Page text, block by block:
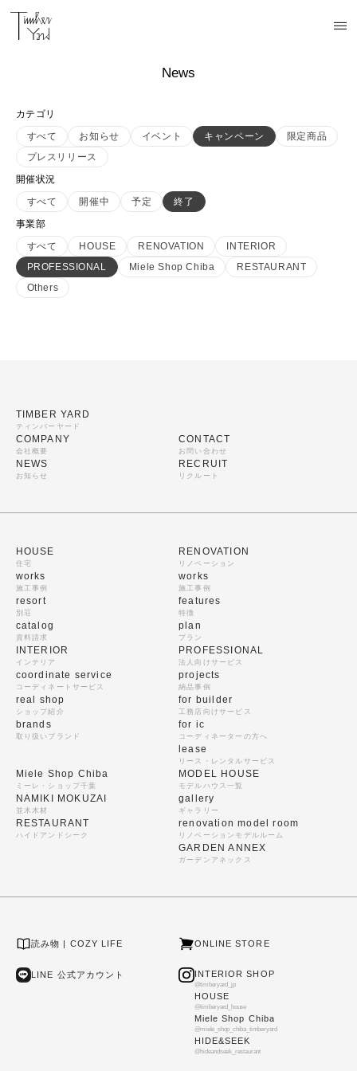
News
カテゴリ
すべて
お知らせ イベント キャンペーン
限定商品
プレスリリース
開催状況
すべて
開催中 予定
終了
事業部
すべて
HOUSE RENOVATION
INTERIOR
PROFESSIONAL
Miele Shop Chiba
RESTAURANT
Others
TIMBER YARD
ティンバーヤード
COMPANY
会社概要
NEWS
お知らせ
CONTACT
お問い合わせ
RECRUIT
リクルート
HOUSE
住宅
works
施工事例
resort
別荘
catalog
資料請求
RENOVATION
リノベーション
works
施工事例
features
特徴
plan
プラン
INTERIOR
インテリア
coordinate service
コーディネートサービス
real shop
ショップ紹介
brands
取り扱いブランド
PROFESSIONAL
法人向けサービス
projects
納品事例
for builder
工務店向けサービス
for ic
コーディネーターの方へ
lease
リース・レンタルサービス
Miele Shop Chiba
ミーレ・ショップ千葉
NAMIKI MOKUZAI
並木木材
RESTAURANT
ハイドアンドシーク
MODEL HOUSE
モデルハウス一覧
gallery
ギャラリー
renovation model room
リノベーションモデルルーム
GARDEN ANNEX
ガーデンアネックス
読み物 | COZY LIFE ONLINE STORE
LINE 公式アカウント INTERIOR SHOP
@timberyard_jp
HOUSE
@timberyard_house
Miele Shop Chiba
@miele_shop_chiba_timberyard
HIDE&SEEK
@hideandseek_restaurant